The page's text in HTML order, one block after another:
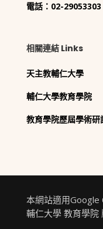
電話：02-29053303
相關連結 Links
天主教輔仁大學
輔仁大學教育學院
教育學院歷屆學術研
本網站適用
輔仁大學 教育學